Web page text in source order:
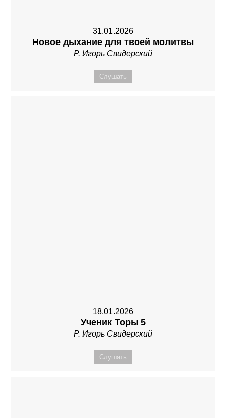
31.01.2026
Новое дыхание для твоей молитвы
Р. Игорь Свидерский
Слушать
18.01.2026
Ученик Торы 5
Р. Игорь Свидерский
Слушать